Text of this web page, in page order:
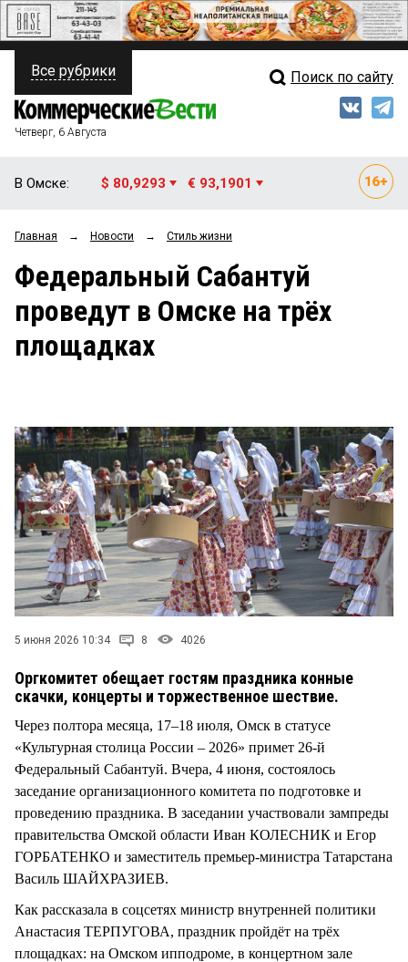
ПОЛИТИКА
ФИНАНСЫ
ОБЩЕСТВО
ЗАКОН
НОВОСТИ КОМПАНИЙ
Свежий выпуск
Рейтинги
Блоги
Все рубрики Поиск по сайту
Четверг, 6 Августа
В Омске: $ 80,9293 € 93,1901
Главная → Новости → Стиль жизни
Федеральный Сабантуй
проведут в Омске на трёх
площадках
5 июня 2026 10:34 8 4026
Оргкомитет обещает гостям праздника конные
скачки, концерты и торжественное шествие.
Через полтора месяца, 17–18 июля, Омск в статусе
«Культурная столица России – 2026» примет 26-й
Федеральный Сабантуй. Вчера, 4 июня, состоялось
заседание организационного комитета по подготовке и
проведению праздника. В заседании участвовали зампреды
правительства Омской области Иван КОЛЕСНИК и Егор
ГОРБАТЕНКО и заместитель премьер-министра Татарстана
Василь ШАЙХРАЗИЕВ.
Как рассказала в соцсетях министр внутренней политики
Анастасия ТЕРПУГОВА, праздник пройдёт на трёх
площадках: на Омском ипподроме, в концертном зале